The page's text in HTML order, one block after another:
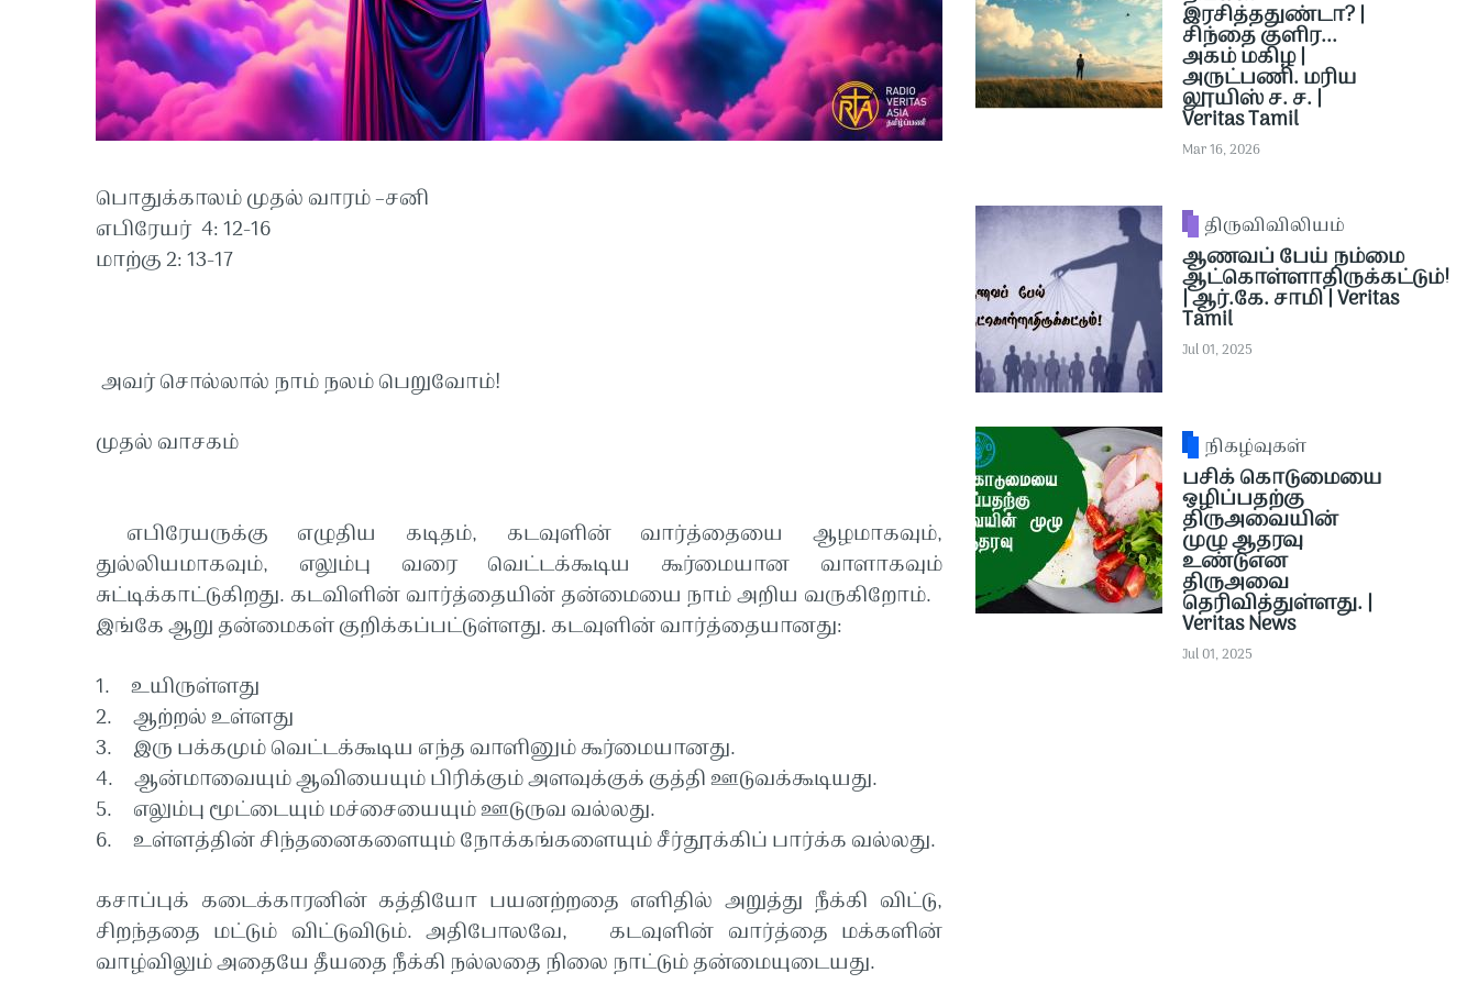
பொதுக்காலம் முதல் வாரம் –சனி
எபிரேயர் 4: 12-16
மாற்கு 2: 13-17
அவர் சொல்லால் நாம் நலம் பெறுவோம்!
முதல் வாசகம்
எபிரேயருக்கு எழுதிய கடிதம், கடவுளின் வார்த்தையை ஆழமாகவும்,
துல்லியமாகவும், எலும்பு வரை வெட்டக்கூடிய கூர்மையான வாளாகவும்
சுட்டிக்காட்டுகிறது. கடவிளின் வார்த்தையின் தன்மையை நாம் அறிய வருகிறோம்.
இங்கே ஆறு தன்மைகள் குறிக்கப்பட்டுள்ளது. கடவுளின் வார்த்தையானது:
1. உயிருள்ளது
2. ஆற்றல் உள்ளது
3. இரு பக்கமும் வெட்டக்கூடிய எந்த வாளினும் கூர்மையானது.
4. ஆன்மாவையும் ஆவியையும் பிரிக்கும் அளவுக்குக் குத்தி ஊடுவக்கூடியது.
5. எலும்பு மூட்டையும் மச்சையையும் ஊடுருவ வல்லது.
6. உள்ளத்தின் சிந்தனைகளையும் நோக்கங்களையும் சீர்தூக்கிப் பார்க்க வல்லது.
கசாப்புக் கடைக்காரனின் கத்தியோ பயனற்றதை எளிதில் அறுத்து நீக்கி விட்டு,
சிறந்ததை மட்டும் விட்டுவிடும். அதிபோலவே, கடவுளின் வார்த்தை மக்களின்
வாழ்விலும் அதையே தீயதை நீக்கி நல்லதை நிலை நாட்டும் தன்மையுடையது.
இரசித்ததுண்டா? |
சிந்தை குளிர...
அகம் மகிழ |
அருட்பணி. மரிய
லூயிஸ் ச. ச. |
Veritas Tamil
Mar 16, 2026
திருவிவிலியம்
ஆணவப் பேய் நம்மை
ஆட்கொள்ளாதிருக்கட்டும்!
| ஆர்.கே. சாமி | Veritas
Tamil
Jul 01, 2025
நிகழ்வுகள்
பசிக் கொடுமையை
ஒழிப்பதற்கு
திருஅவையின்
முழு ஆதரவு
உண்டுஎன
திருஅவை
தெரிவித்துள்ளது. |
Veritas News
Jul 01, 2025